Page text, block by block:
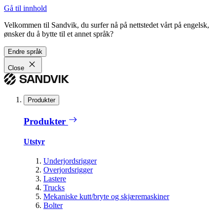
Gå til innhold
Velkommen til Sandvik, du surfer nå på nettstedet vårt på engelsk,
ønsker du å bytte til et annet språk?
Endre språk
Close
Produkter
Produkter
Utstyr
Underjordsrigger
Overjordsrigger
Lastere
Trucks
Mekaniske kutt/bryte og skjæremaskiner
Bolter